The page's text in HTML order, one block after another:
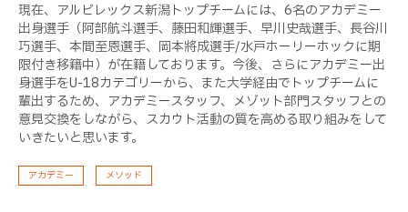
現在、アルビレックス新潟トップチームには、 6名のアカデミー
出身選手（阿部航斗選手、藤田和輝選手、早川史哉選手、長谷川
巧選手、本間至恩選手、岡本將成選手/水戸ホーリーホックに期
限付き移籍中）が在籍しております。今後、さらにアカデミー出
身選手をU-18カテゴリーから、また大学経由でトップチームに
輩出するため、アカデミースタッフ、メゾット部門スタッフとの
意見交換をしながら、スカウト活動の質を高める取り組みをして
いきたいと思います。
アカデミー メソッド